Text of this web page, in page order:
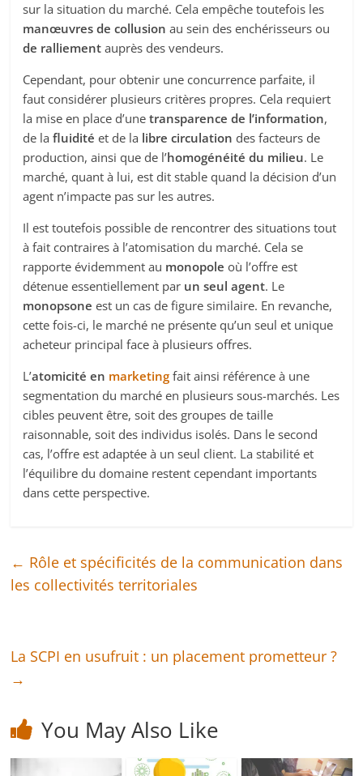
sur la situation du marché. Cela empêche toutefois les
manœuvres de collusion au sein des enchérisseurs ou
de ralliement auprès des vendeurs.
Cependant, pour obtenir une concurrence parfaite, il
faut considérer plusieurs critères propres. Cela requiert
la mise en place d’une transparence de l’information,
de lafluidité et de la libre circulation des facteurs de
production, ainsi que de l’homogénéité du milieu. Le
marché, quant à lui, est dit stable quand la décision d’un
agent n’impacte pas sur les autres.
Il est toutefois possible de rencontrer des situations tout
à fait contraires à l’atomisation du marché. Cela se
rapporte évidemment au monopole où l’offre est
détenue essentiellement par un seul agent. Le
monopsone est un cas de figure similaire. En revanche,
cette fois-ci, le marché ne présente qu’un seul et unique
acheteur principal face à plusieurs offres.
L’atomicité en marketing fait ainsi référence à une
segmentation du marché en plusieurs sous-marchés. Les
cibles peuvent être, soit des groupes de taille
raisonnable, soit des individus isolés. Dans le second
cas, l’offre est adaptée à un seul client. La stabilité et
l’équilibre du domaine restent cependant importants
dans cette perspective.
← Rôle et spécificités de la communication dans
les collectivités territoriales
La SCPI en usufruit : un placement prometteur ?
→
You May Also Like